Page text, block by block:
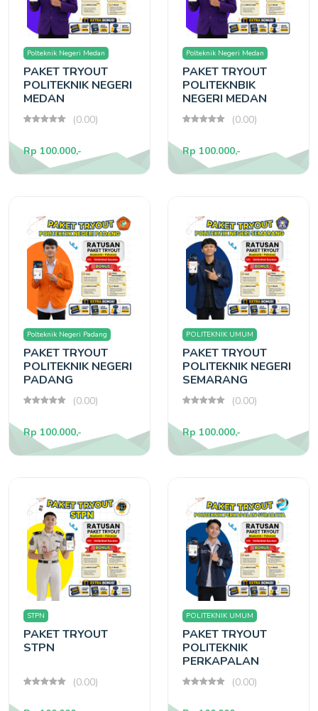
Polteknik Negeri Medan
PAKET TRYOUT
POLITEKNIK NEGERI
MEDAN
(0.00)
Rp 100.000,-
Polteknik Negeri Medan
PAKET TRYOUT
POLITEKNBIK
NEGERI MEDAN
(0.00)
Rp 100.000,-
Polteknik Negeri Padang
PAKET TRYOUT
POLITEKNIK NEGERI
PADANG
(0.00)
Rp 100.000,-
POLITEKNIK UMUM
PAKET TRYOUT
POLITEKNIK NEGERI
SEMARANG
(0.00)
Rp 100.000,-
STPN
PAKET TRYOUT
STPN
(0.00)
POLITEKNIK UMUM
PAKET TRYOUT
POLITEKNIK
PERKAPALAN
SURABAYA(0.00)